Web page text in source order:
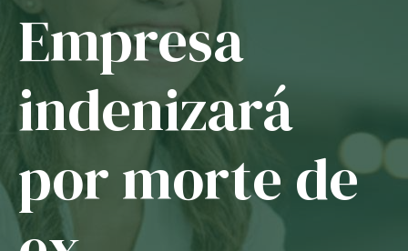
Home
O Sindicato
Jurídico
Convênios
Empresa
indenizará
por morte de